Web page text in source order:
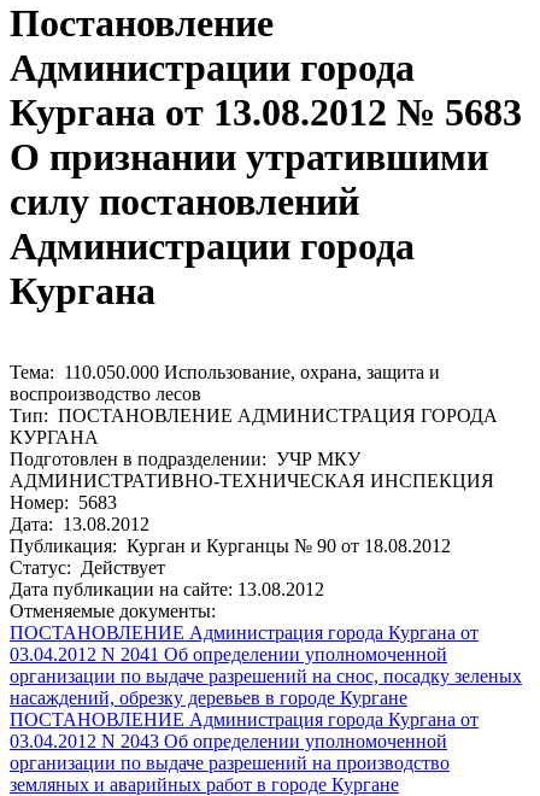
Постановление
Администрации города
Кургана от 13.08.2012 № 5683
О признании утратившими
силу постановлений
Администрации города
Кургана
Тема: 110.050.000 Использование, охрана, защита и
воспроизводство лесов
Тип: ПОСТАНОВЛЕНИЕ АДМИНИСТРАЦИЯ ГОРОДА
КУРГАНА
Подготовлен в подразделении: УЧР МКУ
АДМИНИСТРАТИВНО-ТЕХНИЧЕСКАЯ ИНСПЕКЦИЯ
Номер: 5683
Дата: 13.08.2012
Публикация: Курган и Курганцы № 90 от 18.08.2012
Статус: Действует
Дата публикации на сайте: 13.08.2012
Отменяемые документы:
ПОСТАНОВЛЕНИЕ Администрация города Кургана от
03.04.2012 N 2041 Об определении уполномоченной
организации по выдаче разрешений на снос, посадку зеленых
насаждений, обрезку деревьев в городе Кургане
ПОСТАНОВЛЕНИЕ Администрация города Кургана от
03.04.2012 N 2043 Об определении уполномоченной
организации по выдаче разрешений на производство
земляных и аварийных работ в городе Кургане